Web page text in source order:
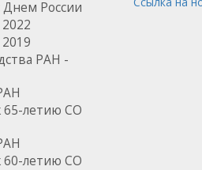
Днем России
РАН -
65-летию СО
60-летию СО